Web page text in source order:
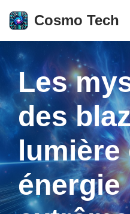
Aller
contenu
Cosmo Tech
Les
des
lumière
énergie